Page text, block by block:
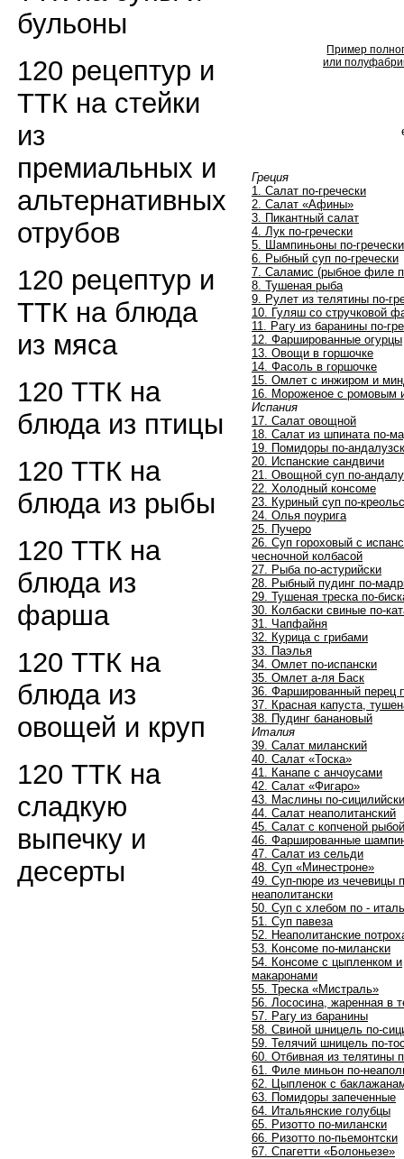
бульоны
120 рецептур и
ТТК на стейки
из
премиальных и
альтернативных
отрубов
120 рецептур и
ТТК на блюда
из мяса
120 ТТК на
блюда из птицы
120 ТТК на
блюда из рыбы
120 ТТК на
блюда из
фарша
120 ТТК на
блюда из
овощей и круп
120 ТТК на
сладкую
выпечку и
десерты
Пример
или
Греция
1. Салат по-гречески
2. Салат «Афины»
3. Пикантный салат
4. Лук по-гречески
5. Шампиньоны по-гречески
6. Рыбный суп по-гречески
7. Саламис (рыбное филе
8. Тушеная рыба
9. Рулет из телятины по-
10. Гуляш со стручковой
11. Рагу из баранины по-
12. Фаршированные огурцы
13. Овощи в горшочке
14. Фасоль в горшочке
15. Омлет с инжиром и
16. Мороженое с ромовым
Испания
17. Салат овощной
18. Салат из шпината по-
19. Помидоры по-
20. Испанские сандвичи
21. Овощной суп по-
22. Холодный консоме
23. Куриный суп по-
24. Олья поурига
25. Пучеро
26. Суп гороховый с
чесночной колбасой
27. Рыба по-астурийски
28. Рыбный пудинг по-
29. Тушеная треска по-
30. Колбаски свиные по-
31. Чапфайня
32. Курица с грибами
33. Паэлья
34. Омлет по-испански
35. Омлет а-ля Баск
36. Фаршированный перец
37. Красная капуста,
38. Пудинг банановый
Италия
39. Салат миланский
40. Салат «Тоска»
41. Канапе с анчоусами
42. Салат «Фигаро»
43. Маслины по-сицилийски
44. Салат неаполитанский
45. Салат с копченой рыбой
46. Фаршированные
47. Салат из сельди
48. Суп «Минестроне»
49. Суп-пюре из чечевицы
неаполитански
50. Суп с хлебом по -
51. Суп павеза
52. Неаполитанские
53. Консоме по-милански
54. Консоме с цыпленком и
макаронами
55. Треска «Мистраль»
56. Лососина, жаренная в
57. Рагу из баранины
58. Свиной шницель по-
59. Телячий шницель по-
60. Отбивная из телятины
61. Филе миньон по-
62. Цыпленок с
63. Помидоры запеченные
64. Итальянские голубцы
65. Ризотто по-милански
66. Ризотто по-пьемонтски
67. Спагетти «Болоньезе»